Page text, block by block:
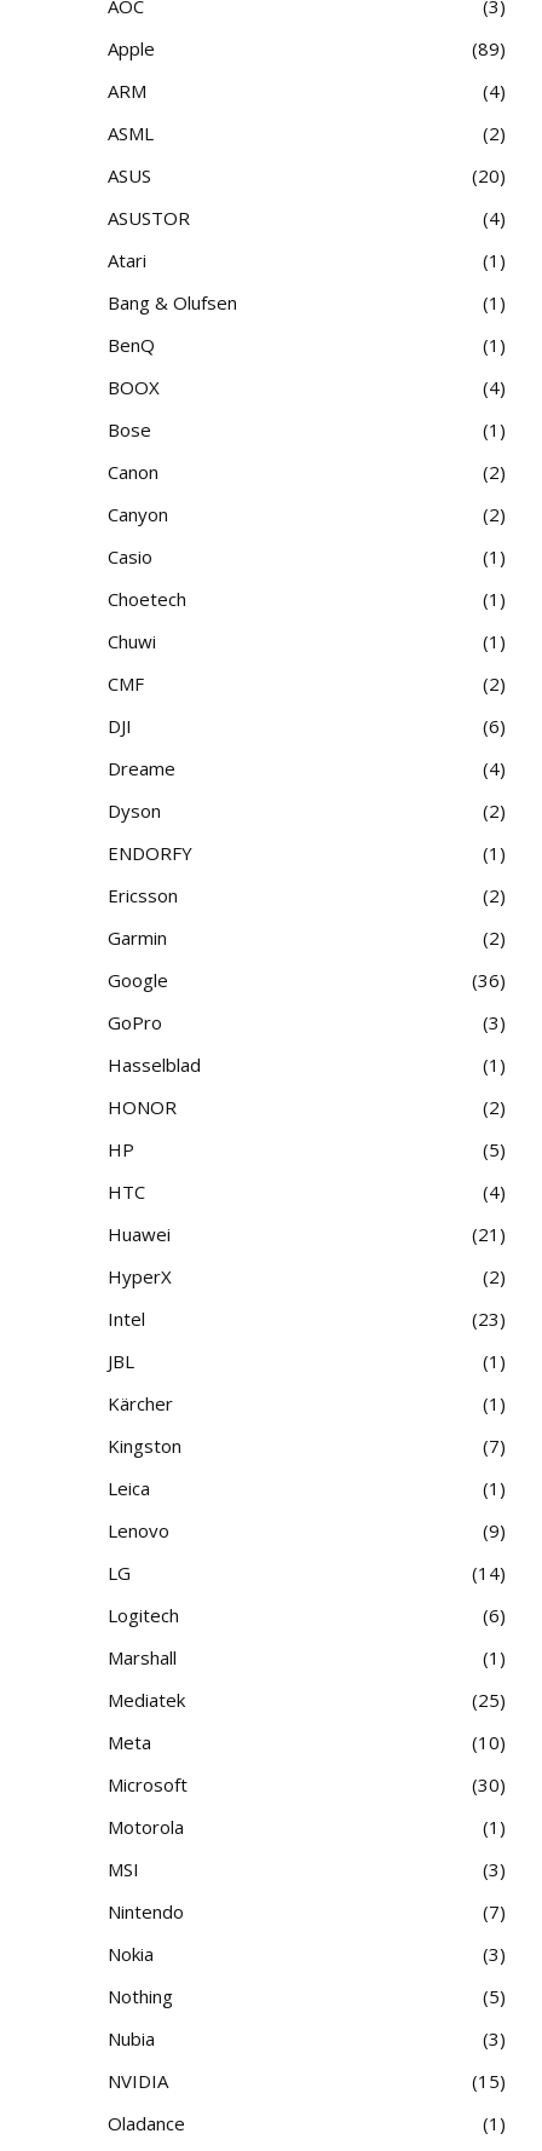
AOC
3
Apple
89
ARM
4
ASML
2
ASUS
20
ASUSTOR
4
Atari
1
Bang & Olufsen
1
BenQ
1
BOOX
4
Bose
1
Canon
2
Canyon
2
Casio
1
Choetech
1
Chuwi
1
CMF
2
DJI
6
Dreame
4
Dyson
2
ENDORFY
1
Ericsson
2
Garmin
2
Google
36
GoPro
3
Hasselblad
1
HONOR
2
HP
5
HTC
4
Huawei
21
HyperX
2
Intel
23
JBL
1
Kärcher
1
Kingston
7
Leica
1
Lenovo
9
LG
14
Logitech
6
Marshall
1
Mediatek
25
Meta
10
Microsoft
30
Motorola
1
MSI
3
Nintendo
7
Nokia
3
Nothing
5
Nubia
3
NVIDIA
15
Oladance
1